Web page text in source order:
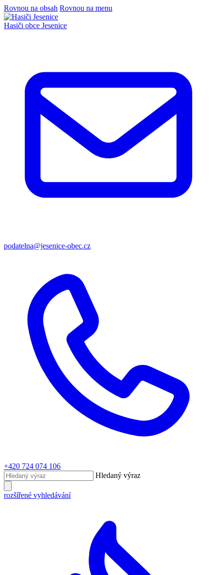
Rovnou na obsah Rovnou na menu
Hasiči obce Jesenice
podatelna@jesenice-obec.cz
+420 724 074 106
Hledaný výraz
rozšířené vyhledávání